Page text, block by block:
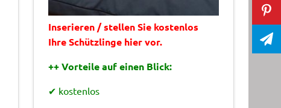
Inserieren / stellen Sie kostenlos
Ihre Schützlinge hier vor.
++ Vorteile auf einen Blick:
✔ kostenlos